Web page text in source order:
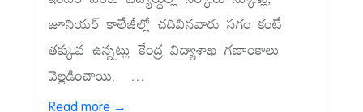
జూనియర్‌ కాలేజీల్లో చదివినవారు సగం కంటే
తక్కువ ఉన్నట్లు కేంద్ర విద్యాశాఖ గణాంకాలు
వెల్లడించాయి. ...
Read more →